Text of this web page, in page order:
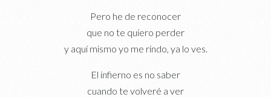
Pero he de reconocer
que no te quiero perder
y aquí mismo yo me rindo, ya lo ves.
El infierno es no saber
cuando te volveré a ver